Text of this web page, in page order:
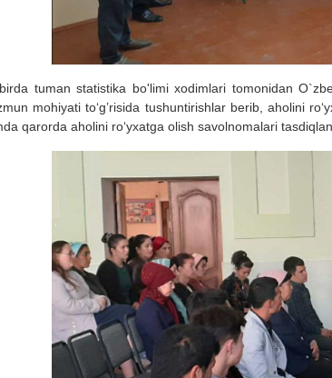
tuman statistika bo'limi xodimlari tomonidan
mohiyati to‘g’risida tushuntirishlar berib, aholini
qarorda aholini ro‘yxatga olish savolnomalari